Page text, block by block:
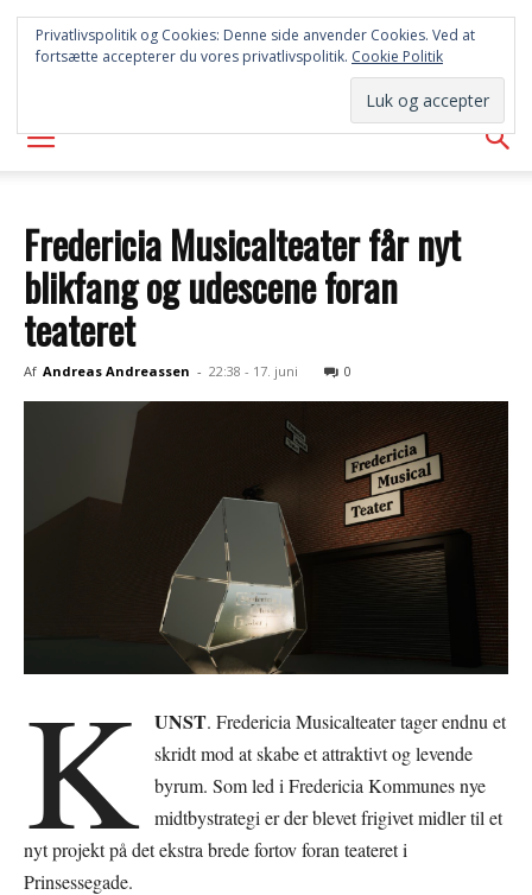
SYD
AVISEN
Fredericia Musicalteater får nyt
blikfang og udescene foran
teateret
Af Andreas Andreassen - 22:38 - 17. juni 0
K UNST. Fredericia Musicalteater tager endnu et
skridt mod at skabe et attraktivt og levende
byrum. Som led i Fredericia Kommunes nye
midtbystrategi er der blevet frigivet midler til et
nyt projekt på det ekstra brede fortov foran teateret i
Prinsessegade.
Privatlivspolitik og Cookies: Denne side anvender Cookies. Ved at
fortsætte accepterer du vores privatlivspolitik. Cookie Politik